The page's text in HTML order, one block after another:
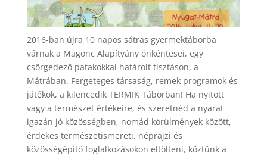
2016-ban újra 10 napos sátras gyermektáborba
várnak a Magonc Alapítvány önkéntesei, egy
csörgedező patakokkal határolt tisztáson, a
Mátrában. Fergeteges társaság, remek programok és
játékok, a kilencedik TERMIK Táborban! Ha nyitott
vagy a természet értékeire, és szeretnéd a nyarat
igazán jó közösségben, nomád körülmények között,
érdekes természetismereti, néprajzi és
közösségépítő foglalkozásokon eltölteni, köztünk a